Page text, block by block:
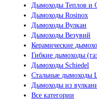
Дымоходы Теплов и
Дымоходы Rosinox
Дымоходы Вулкан
Дымоходы Везувий
Керамические
Гибкие дымоходы
Дымоходы Schiedel
Стальные дымоходы
Дымоходы из
Все категории